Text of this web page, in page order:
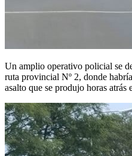
Un amplio operativo policial se
ruta provincial Nº 2, donde
asalto que se produjo horas atrás